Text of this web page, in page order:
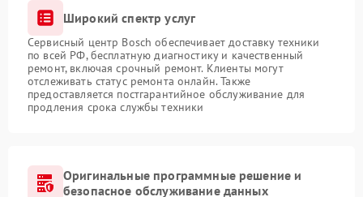
Широкий спектр услуг
Сервисный центр Bosch обеспечивает доставку техники
по всей РФ, бесплатную диагностику и качественный
ремонт, включая срочный ремонт. Клиенты могут
отслеживать статус ремонта онлайн. Также
предоставляется постгарантийное обслуживание для
продления срока службы техники
Оригинальные программные решение и
безопасное обслуживание данных